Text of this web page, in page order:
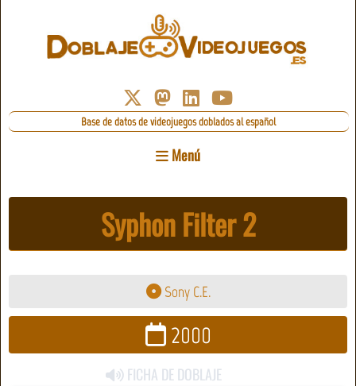
Base de datos de videojuegos doblados al español
Menú
Syphon Filter 2
Sony C.E.
2000
FICHA DE DOBLAJE